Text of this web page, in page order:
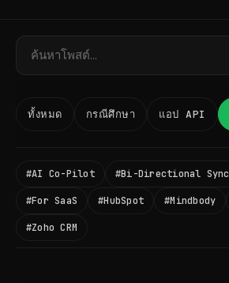
ทั้งหมด กรณีศึกษา แอป API
#AI Co-Pilot #Bi-Directional Sync
#For SaaS #HubSpot #Mindbody
#Zoho CRM